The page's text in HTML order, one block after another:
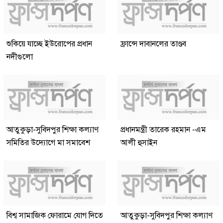
শুকিয়ে যাচ্ছে ইউরোপের প্রধান
নদীগুলো
ফ্রান্সে দাবানলের তাণ্ডব
আতুকুড়া-সুবিদপুর শিক্ষা কল্যাণ
সমিতির উদ্যোগে মা সমাবেশ
প্রধানমন্ত্রী তারেক রহমান -এম
আলী হুসাইন
বিশ্ব সামাজিক ফোরামে যোগ দিতে
আতুকুড়া-সুবিদপুর শিক্ষা কল্যাণ